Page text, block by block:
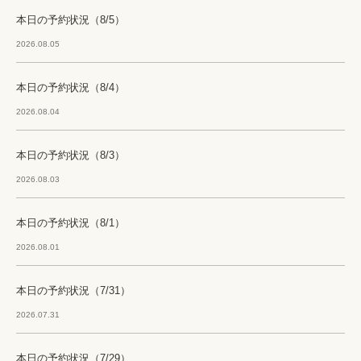
本日の予約状況（8/5）
2026.08.05
本日の予約状況（8/4）
2026.08.04
本日の予約状況（8/3）
2026.08.03
本日の予約状況（8/1）
2026.08.01
本日の予約状況（7/31）
2026.07.31
本日の予約状況（7/29）